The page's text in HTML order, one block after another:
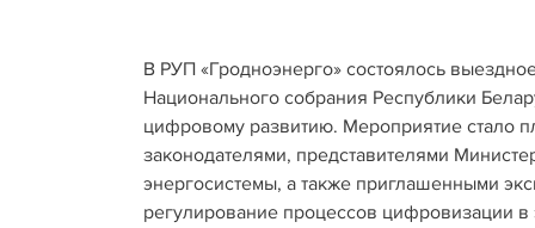
В РУП «Гродноэнерго» состоялось
Национального собрания Республики
цифровому развитию. Мероприятие стало
законодателями, представителями
энергосистемы, а также приглашенными
регулирование процессов цифровизации в